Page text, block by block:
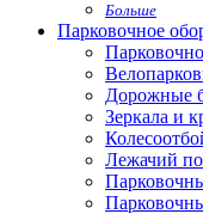
Больше
Парковочное
Дорожные
Зеркала и
Лежачий